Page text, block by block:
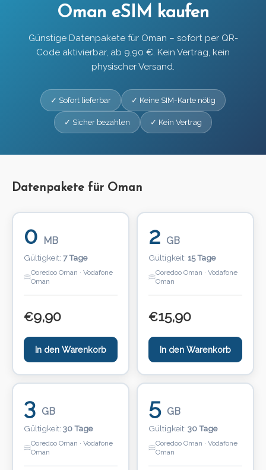
Oman eSIM kaufen
Günstige Datenpakete für Oman – sofort per QR-
Code aktivierbar, ab 9,90 €. Kein Vertrag, kein
physischer Versand.
✓ Sofort lieferbar ✓ Keine SIM-Karte nötig
✓ Sicher bezahlen ✓ Kein Vertrag
Datenpakete für Oman
0 MB
Gültigkeit: 7 Tage
Ooredoo Oman · Vodafone
Oman
€9,90
In den Warenkorb
2 GB
Gültigkeit: 15 Tage
Ooredoo Oman · Vodafone
Oman
€15,90
In den Warenkorb
3 GB
Gültigkeit: 30 Tage
Ooredoo Oman · Vodafone
Oman
5 GB
Gültigkeit: 30 Tage
Ooredoo Oman · Vodafone
Oman